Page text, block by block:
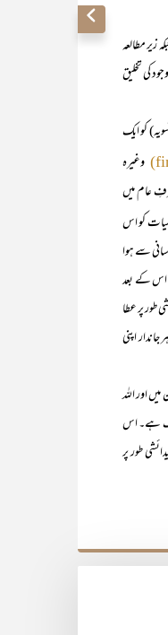
مطالعہ
کی تخلیق
کو ایک
وغیرہ
عام میں
کو اس
سے ہوا
اس کے بعد
طور پر عطا
اپنی
اور اللہ
ہے۔ اس
طور پر